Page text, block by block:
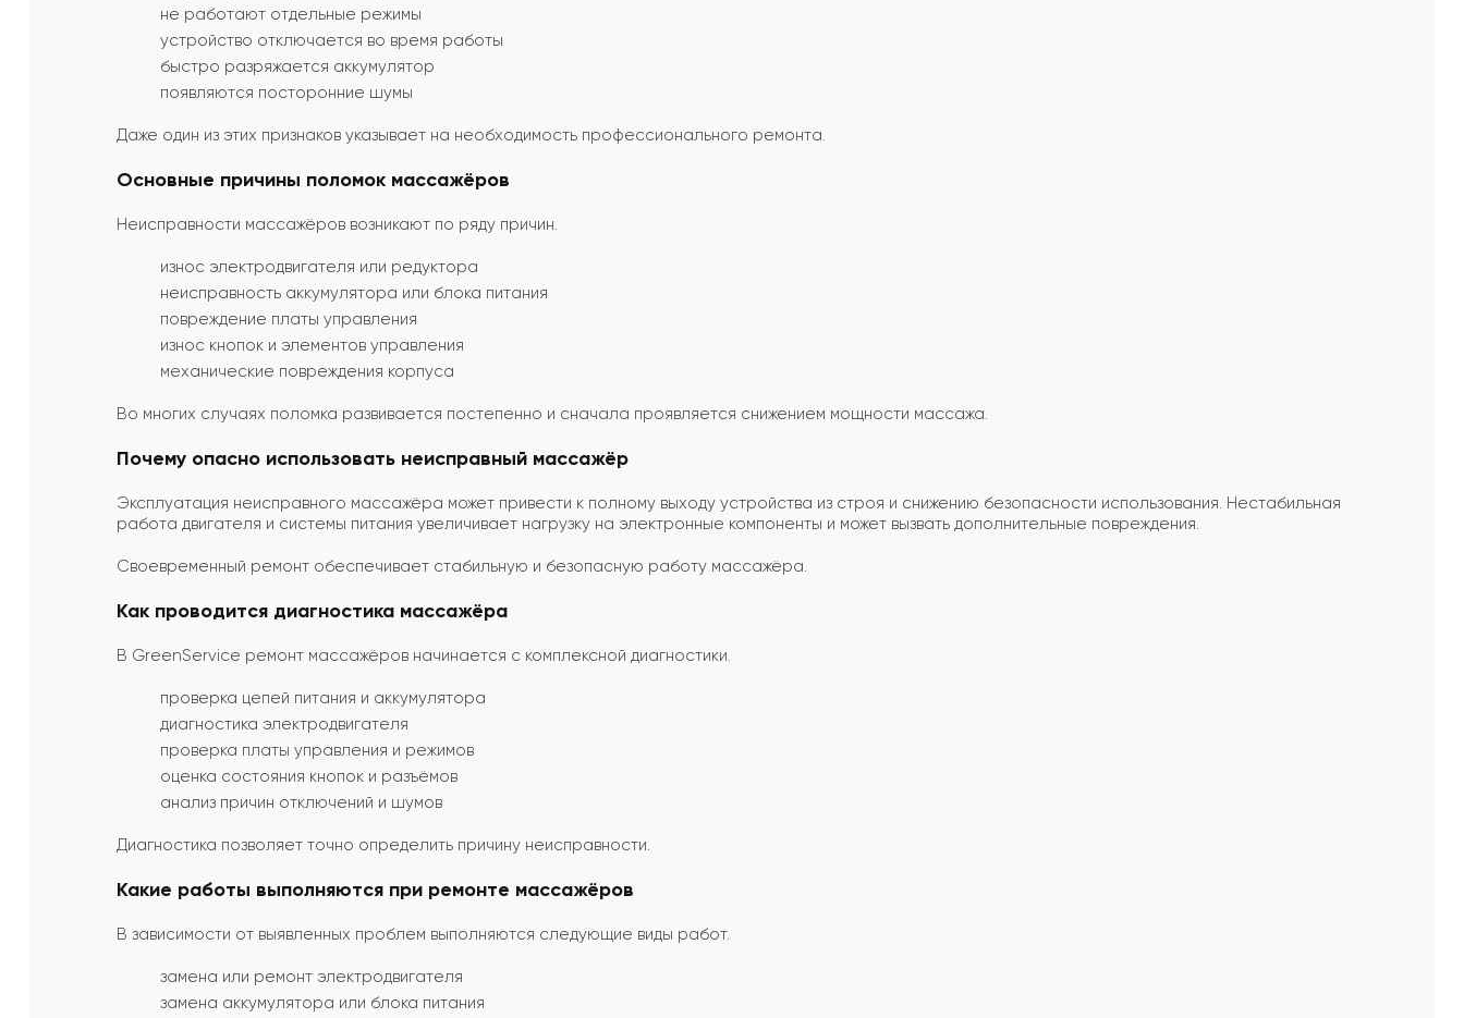
не работают отдельные режимы
устройство отключается во время работы
быстро разряжается аккумулятор
появляются посторонние шумы
Даже один из этих признаков указывает на необходимость профессионального ремонта.
Основные причины поломок массажёров
Неисправности массажёров возникают по ряду причин.
износ электродвигателя или редуктора
неисправность аккумулятора или блока питания
повреждение платы управления
износ кнопок и элементов управления
механические повреждения корпуса
Во многих случаях поломка развивается постепенно и сначала проявляется снижением мощности массажа.
Почему опасно использовать неисправный массажёр
Эксплуатация неисправного массажёра может привести к полному выходу устройства из строя и снижению безопасности использования. Нестабильная
работа двигателя и системы питания увеличивает нагрузку на электронные компоненты и может вызвать дополнительные повреждения.
Своевременный ремонт обеспечивает стабильную и безопасную работу массажёра.
Как проводится диагностика массажёра
В GreenService ремонт массажёров начинается с комплексной диагностики.
проверка цепей питания и аккумулятора
диагностика электродвигателя
проверка платы управления и режимов
оценка состояния кнопок и разъёмов
анализ причин отключений и шумов
Диагностика позволяет точно определить причину неисправности.
Какие работы выполняются при ремонте массажёров
В зависимости от выявленных проблем выполняются следующие виды работ.
замена или ремонт электродвигателя
замена аккумулятора или блока питания